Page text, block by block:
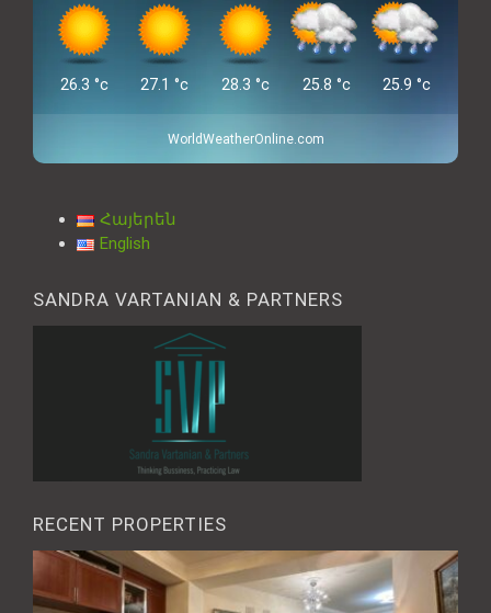
26.3 °c 27.1 °c 28.3 °c 25.8 °c 25.9 °c
WorldWeatherOnline.com
Հայերեն
English
SANDRA VARTANIAN & PARTNERS
RECENT PROPERTIES